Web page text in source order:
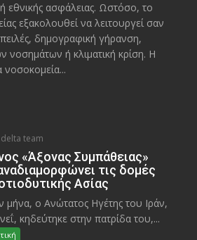
εθνικής ασφάλειας. Ωστόσο, το
εξακολουθεί να λειτουργεί σαν
δημογραφική γήρανση,
νοσημάτων ή κλιματική κρίση. Η
νοσοκομεία...
delta team
«Άξονας Συμπάθειας»
τις δομές
Ασίας
μήνα, ο Ανώτατος Ηγέτης του Ιράν,
κηδεύτηκε στην πατρίδα του,...